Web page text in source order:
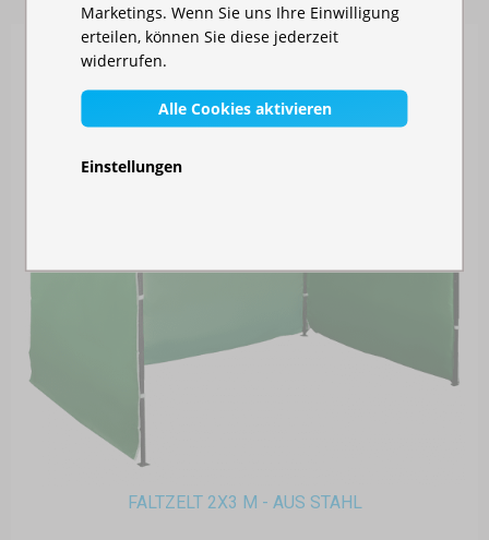
FALTZELT 2X3 M - AUS STAHL
Marketings. Wenn Sie uns Ihre Einwilligung
erteilen, können Sie diese jederzeit
widerrufen.
Alle Cookies aktivieren
Einstellungen